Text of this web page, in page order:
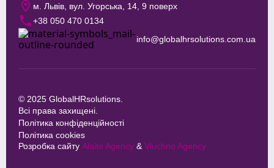
м. Львів, вул. Угорська, 14, 9 поверх
+38 050 470 0134
info@globalhrsolutions.com.ua
© 2025 GlobalHRsolutions.
Всі права захищені.
Політика конфіденційності
Політика cookies
Розробка сайту Alaito Agency & Vluchno Agency